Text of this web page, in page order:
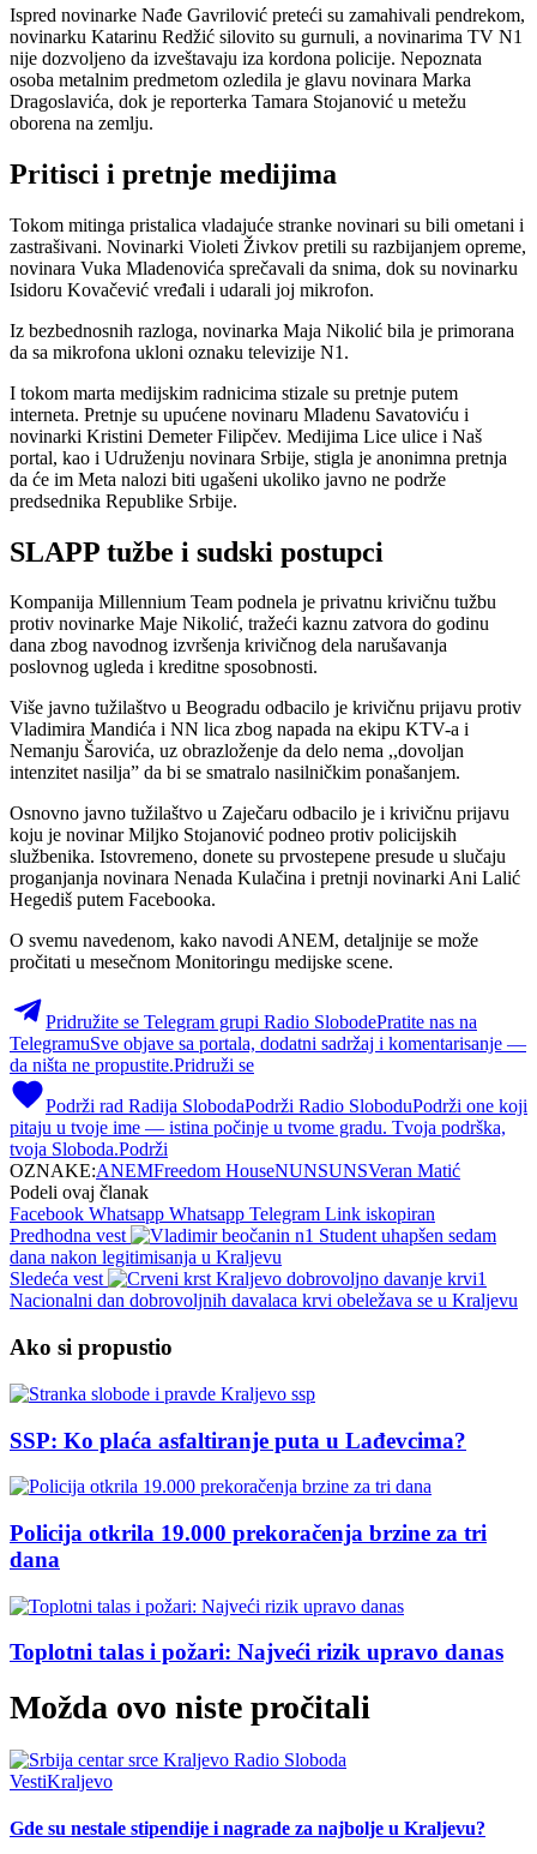
Ispred novinarke Nađe Gavrilović preteći su zamahivali pendrekom,
novinarku Katarinu Redžić silovito su gurnuli, a novinarima TV N1
nije dozvoljeno da izveštavaju iza kordona policije. Nepoznata
osoba metalnim predmetom ozledila je glavu novinara Marka
Dragoslavića, dok je reporterka Tamara Stojanović u metežu
oborena na zemlju.
Pritisci i pretnje medijima
Tokom mitinga pristalica vladajuće stranke novinari su bili ometani i
zastrašivani. Novinarki Violeti Živkov pretili su razbijanjem opreme,
novinara Vuka Mladenovića sprečavali da snima, dok su novinarku
Isidoru Kovačević vređali i udarali joj mikrofon.
Iz bezbednosnih razloga, novinarka Maja Nikolić bila je primorana
da sa mikrofona ukloni oznaku televizije N1.
I tokom marta medijskim radnicima stizale su pretnje putem
interneta. Pretnje su upućene novinaru Mladenu Savatoviću i
novinarki Kristini Demeter Filipčev. Medijima Lice ulice i Naš
portal, kao i Udruženju novinara Srbije, stigla je anonimna pretnja
da će im Meta nalozi biti ugašeni ukoliko javno ne podrže
predsednika Republike Srbije.
SLAPP tužbe i sudski postupci
Kompanija Millennium Team podnela je privatnu krivičnu tužbu
protiv novinarke Maje Nikolić, tražeći kaznu zatvora do godinu
dana zbog navodnog izvršenja krivičnog dela narušavanja
poslovnog ugleda i kreditne sposobnosti.
Više javno tužilaštvo u Beogradu odbacilo je krivičnu prijavu protiv
Vladimira Mandića i NN lica zbog napada na ekipu KTV-a i
Nemanju Šarovića, uz obrazloženje da delo nema ,,dovoljan
intenzitet nasilja” da bi se smatralo nasilničkim ponašanjem.
Osnovno javno tužilaštvo u Zaječaru odbacilo je i krivičnu prijavu
koju je novinar Miljko Stojanović podneo protiv policijskih
službenika. Istovremeno, donete su prvostepene presude u slučaju
proganjanja novinara Nenada Kulačina i pretnji novinarki Ani Lalić
Hegediš putem Facebooka.
O svemu navedenom, kako navodi ANEM, detaljnije se može
pročitati u mesečnom Monitoringu medijske scene.
Pridružite se Telegram grupi Radio SlobodePratite nas na
TelegramuSve objave sa portala, dodatni sadržaj i komentarisanje —
da ništa ne propustite.Pridruži se
Podrži rad Radija SlobodaPodrži Radio SloboduPodrži one koji
pitaju u tvoje ime — istina počinje u tvome gradu. Tvoja podrška,
tvoja Sloboda.Podrži
OZNAKE:ANEMFreedom HouseNUNSUNSVeran Matić
Podeli ovaj članak
Facebook Whatsapp Whatsapp Telegram Link iskopiran
Predhodna vest
Student uhapšen sedam
dana nakon legitimisanja u Kraljevu
Sledeća vest
Nacionalni dan dobrovoljnih davalaca krvi obeležava se u Kraljevu
Ako si propustio
SSP: Ko plaća asfaltiranje puta u Lađevcima?
Policija otkrila 19.000 prekoračenja brzine za tri
dana
Toplotni talas i požari: Najveći rizik upravo danas
Možda ovo niste pročitali
VestiKraljevo
Gde su nestale stipendije i nagrade za najbolje u Kraljevu?